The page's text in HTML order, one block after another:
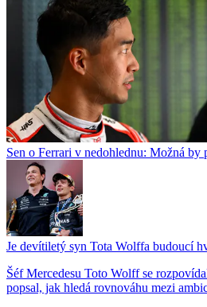
Sen o Ferrari v nedohlednu: Možná by
Je devítiletý syn Tota Wolffa budoucí
Šéf Mercedesu Toto Wolff se
popsal, jak hledá rovnováhu mezi